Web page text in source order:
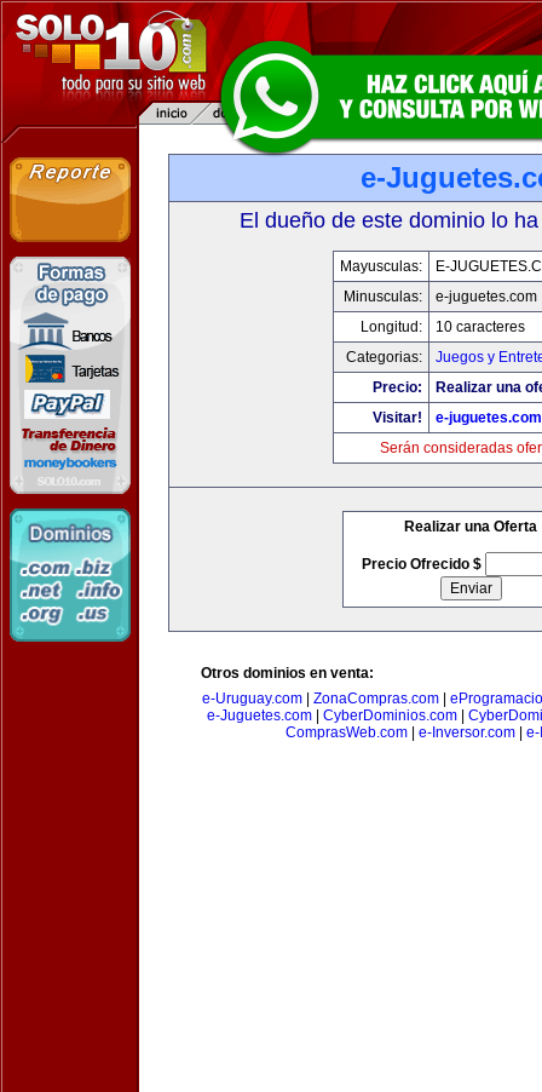
e-
El dueño de este dominio lo
Mayusculas:
E-
Minusculas:
e-juguetes.com
Longitud:
10 caracteres
Categorias:
Juegos y
Precio:
Realizar una
Visitar!
e-juguetes.com
Serán consideradas
Realizar una Oferta
Precio Ofrecido $
Otros dominios en venta:
e-Uruguay.com
ZonaCompras.com
e-Juguetes.com| CyberDominios.com|
ComprasWeb.com
e-Inversor.com e-